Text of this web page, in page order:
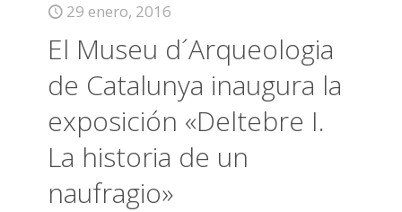
29 enero, 2016
El Museu d´Arqueologia
de Catalunya inaugura la
exposición «Deltebre I.
La historia de un
naufragio»